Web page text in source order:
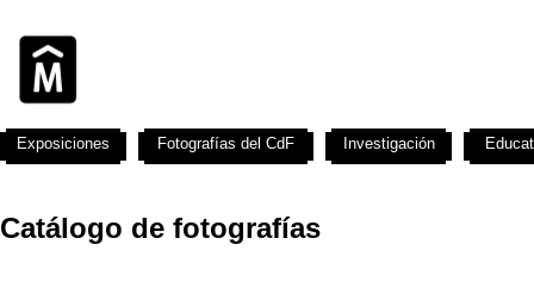
Catálogo de fotografías
Exposiciones Fotografías del CdF Investigación